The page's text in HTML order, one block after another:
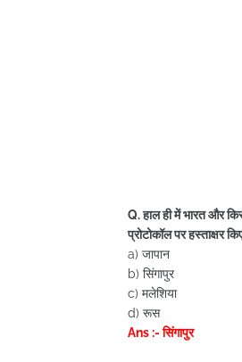
Q. हाल ही में भारत और
प्रोटोकॉल पर हस्ताक्षर
a) जापान
b) सिंगापुर
c) मलेशिया
d) रूस
Ans :- सिंगापुर